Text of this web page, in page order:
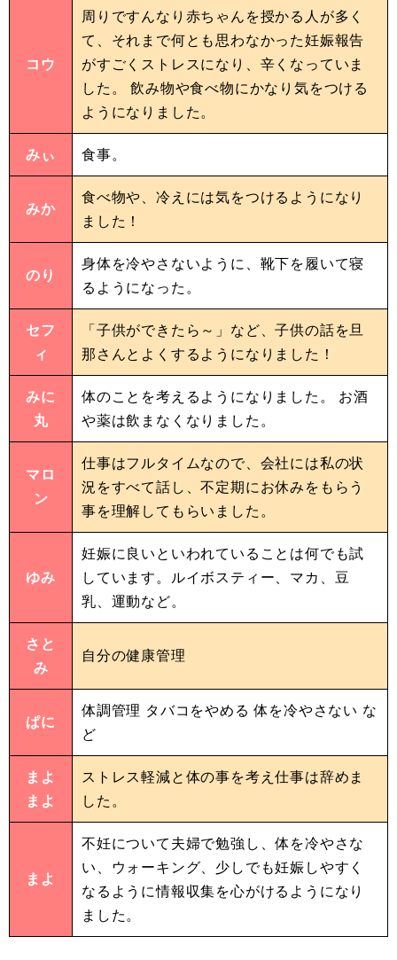
コウ
周りですんなり赤ちゃんを授かる人が多く
て、それまで何とも思わなかった妊娠報告
がすごくストレスになり、辛くなっていま
した。 飲み物や食べ物にかなり気をつける
ようになりました。
みぃ 食事。
みか
食べ物や、冷えには気をつけるようになり
ました！
のり
身体を冷やさないように、靴下を履いて寝
るようになった。
セフ
ィ
「子供ができたら～」など、子供の話を旦
那さんとよくするようになりました！
みに
丸
体のことを考えるようになりました。 お酒
や薬は飲まなくなりました。
マロ
ン
仕事はフルタイムなので、会社には私の状
況をすべて話し、不定期にお休みをもらう
事を理解してもらいました。
ゆみ
妊娠に良いといわれていることは何でも試
しています。ルイボスティー、マカ、豆
乳、運動など。
さと
み
自分の健康管理
ぱに
体調管理 タバコをやめる 体を冷やさない な
ど
まよ
まよ
ストレス軽減と体の事を考え仕事は辞めま
した。
まよ
不妊について夫婦で勉強し、体を冷やさな
い、ウォーキング、少しでも妊娠しやすく
なるように情報収集を心がけるようになり
ました。